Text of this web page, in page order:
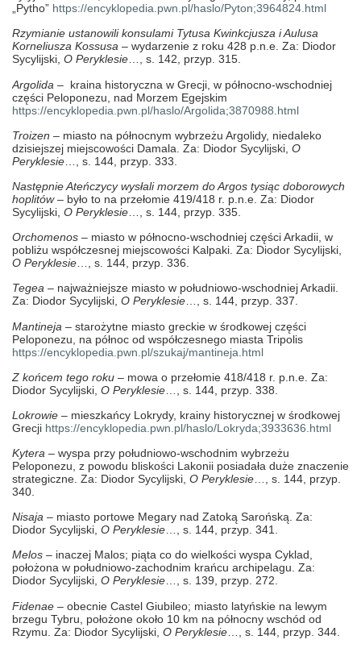
„Pytho” https://encyklopedia.pwn.pl/haslo/Pyton;3964824.html
Rzymianie ustanowili konsulami Tytusa Kwinkcjusza i Aulusa
Korneliusza Kossusa – wydarzenie z roku 428 p.n.e. Za: Diodor
Sycylijski, O Peryklesie…, s. 142, przyp. 315.
Argolida – kraina historyczna w Grecji, w północno-wschodniej
części Peloponezu, nad Morzem Egejskim
https://encyklopedia.pwn.pl/haslo/Argolida;3870988.html
Troizen – miasto na północnym wybrzeżu Argolidy, niedaleko
dzisiejszej miejscowości Damala. Za: Diodor Sycylijski, O
Peryklesie …, s. 144, przyp. 333.
Następnie Ateńczycy wysłali morzem do Argos tysiąc doborowych
hoplitów– było to na przełomie 419/418 r. p.n.e. Za: Diodor
Sycylijski, O Peryklesie …, s. 144, przyp. 335.
Orchomenos – miasto w północno-wschodniej części Arkadii, w
pobliżu współczesnej miejscowości Kalpaki. Za: Diodor Sycylijski,
O Peryklesie …, s. 144, przyp. 336.
Tegea – najważniejsze miasto w południowo-wschodniej Arkadii.
Za: Diodor Sycylijski, O Peryklesie…, s. 144, przyp. 337.
Mantineja – starożytne miasto greckie w środkowej części
Peloponezu, na północ od współczesnego miasta Tripolis
https://encyklopedia.pwn.pl/szukaj/mantineja.html
Z końcem tego roku – mowa o przełomie 418/418 r. p.n.e. Za:
Diodor Sycylijski, O Peryklesie …, s. 144, przyp. 338.
Lokrowie – mieszkańcy Lokrydy, krainy historycznej w środkowej
Grecji https://encyklopedia.pwn.pl/haslo/Lokryda;3933636.html
Kytera – wyspa przy południowo-wschodnim wybrzeżu
Peloponezu, z powodu bliskości Lakonii posiadała duże znaczenie
strategiczne. Za: Diodor Sycylijski, O Peryklesie …, s. 144, przyp.
340.
Nisaja – miasto portowe Megary nad Zatoką Sarońską. Za:
Diodor Sycylijski, O Peryklesie…, s. 144, przyp. 341.
Melos – inaczej Malos; piąta co do wielkości wyspa Cyklad,
położona w południowo-zachodnim krańcu archipelagu. Za:
Diodor Sycylijski, O Peryklesie…, s. 139, przyp. 272.
Fidenae – obecnie Castel Giubileo; miasto latyńskie na lewym
brzegu Tybru, położone około 10 km na północny wschód od
Rzymu. Za: Diodor Sycylijski, O Peryklesie …, s. 144, przyp. 344.